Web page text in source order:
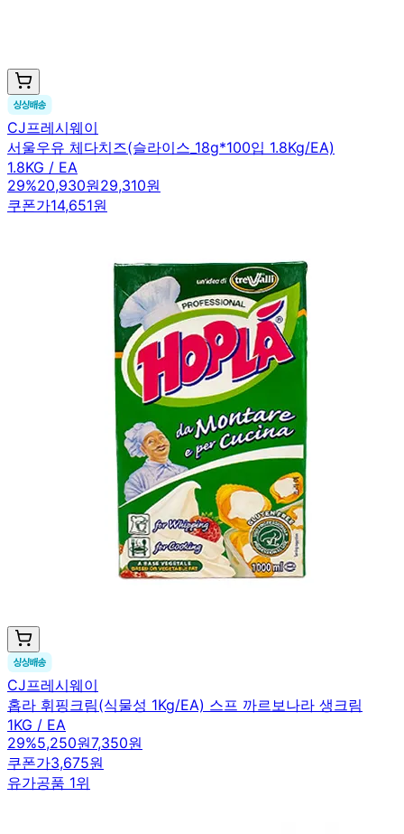
CJ프레시웨이
서울우유 체다치즈(슬라이스_18g*100입 1.8Kg/EA)
1.8KG / EA
29%20,930원29,310원
쿠폰가14,651원
CJ프레시웨이
홉라 휘핑크림(식물성 1Kg/EA) 스프 까르보나라 생크림
1KG / EA
29%5,250원7,350원
쿠폰가3,675원
유가공품 1위